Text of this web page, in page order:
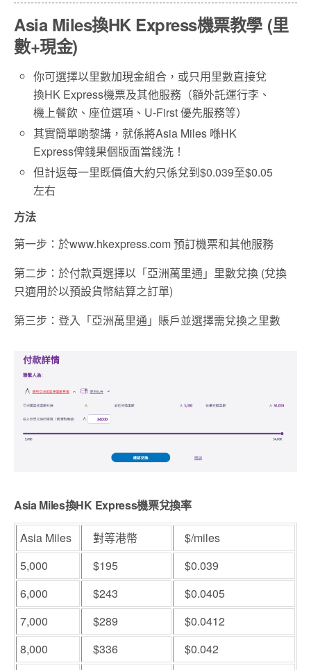
Asia Miles換HK Express機票教學 (里
數+現金)
你可選擇以里數加現金組合，或只用里數直接兌
換HK Express機票及其他服務（額外託運行李、
機上餐飲、座位選項、U-First 優先服務等）
其實簡單啲黎講，就係將Asia Miles 喺HK
Express俾錢果個版面當錢洗！
但計返每一里既價值大約只係兌到$0.039至$0.05
左右
方法
第一步：於www.hkexpress.com 預訂機票和其他服務
第二步：於付款頁選擇以「亞洲萬里通」里數兌換 (兌換
只適用於以預設貨幣結算之訂單)
第三步：登入「亞洲萬里通」賬戶並選擇需兌換之里數
Asia Miles換HK Express機票兌換率
Asia Miles 對等港幣
$/miles
5,000
$195
$0.039
6,000
$243
$0.0405
7,000
$289
$0.0412
8,000
$336
$0.042